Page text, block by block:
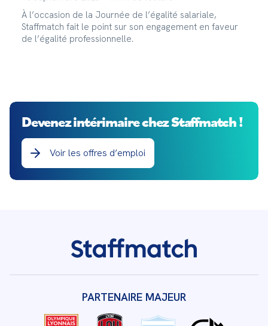
À l’occasion de la Journée de l’égalité salariale,
Staffmatch fait le point sur son engagement en faveur
de l’égalité professionnelle.
Devenez intérimaire chez Staffmatch !
Voir les offres d’emploi
PARTENAIRE MAJEUR